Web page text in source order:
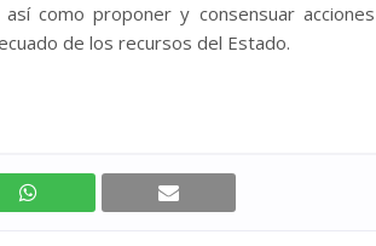
como proponer y consensuar acciones
de los recursos del Estado.